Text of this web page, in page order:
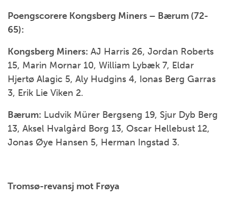
Poengscorere Kongsberg Miners – Bærum (72-
65):
Kongsberg Miners: AJ Harris 26, Jordan Roberts
15, Marin Mornar 10, William Lybæk 7, Eldar
Hjertø Alagic 5, Aly Hudgins 4, Ionas Berg Garras
3, Erik Lie Viken 2.
Bærum: Ludvik Mürer Bergseng 19, Sjur Dyb Berg
13, Aksel Hvalgård Borg 13, Oscar Hellebust 12,
Jonas Øye Hansen 5, Herman Ingstad 3.
Tromsø-revansj mot Frøya